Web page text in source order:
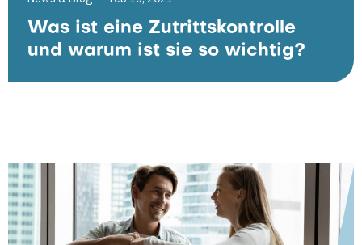
Was ist eine Zutrittskontrolle
und warum ist sie so wichtig?